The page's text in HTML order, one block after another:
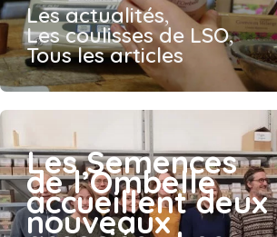
Les actualités,
Les coulisses de LSO,
Tous les articles
Les Semences
de l’Ombelle
accueillent deux
nouveaux